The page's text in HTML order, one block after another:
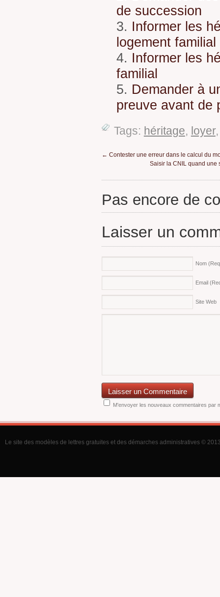
de succession
Informer les
logement familial
Informer les
familial
Demander à
preuve avant de
Tags: héritage, loyer
← Contester une erreur dans le calcul du
Saisir la CNIL quand une
Pas encore de
Laisser un
Nom
Email
Site Web
M'envoyer les nouveaux commentaires par
Le site des modèles de lettres gratuites et des démarches administratives ©